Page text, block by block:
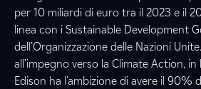
per 10 miliardi di euro tra il 2023 e il
linea con i Sustainable Development
dell’Organizzazione delle Nazioni
all’impegno verso la Climate Action, in
Edison ha l’ambizione di avere il 90%